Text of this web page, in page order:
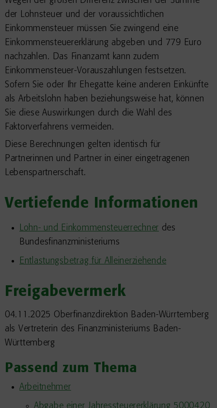
der Lohnsteuer und der voraussichtlichen
Einkommensteuer müssen Sie zwingend eine
Einkommensteuererklärung abgeben und 779 Euro
nachzahlen. Das Finanzamt kann zudem
Einkommensteuer-Vorauszahlungen festsetzen.
Sofern Sie oder Ihr Ehegatte keine anderen Einkünfte
als Arbeitslohn haben beziehungsweise hat, können
Sie diese Auswirkungen durch die Wahl des
Faktorverfahrens vermeiden.
Diese Berechnungen gelten identisch für
Partnerinnen und Partner in einer eingetragenen
Lebenspartnerschaft.
Vertiefende Informationen
Lohn- und Einkommensteuerrechner des
Bundesfinanzministeriums
Entlastungsbetrag für Alleinerziehende
Freigabevermerk
04.11.2025 Oberfinanzdirektion Baden-Würrtemberg
als Vertreterin des Finanzministeriums Baden-
Württemberg
Passend zum Thema
Arbeitnehmer
Abgabe einer Jahressteuererklärung 5000420